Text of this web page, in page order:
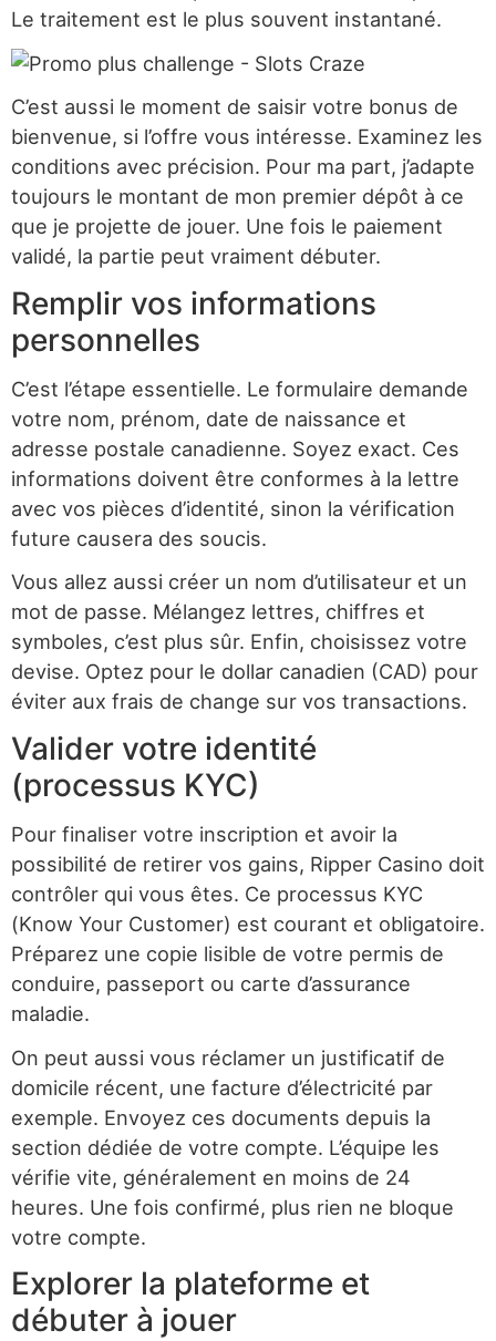
Le traitement est le plus souvent instantané.
C’est aussi le moment de saisir votre bonus de
bienvenue, si l’offre vous intéresse. Examinez les
conditions avec précision. Pour ma part, j’adapte
toujours le montant de mon premier dépôt à ce
que je projette de jouer. Une fois le paiement
validé, la partie peut vraiment débuter.
Remplir vos informations
personnelles
C’est l’étape essentielle. Le formulaire demande
votre nom, prénom, date de naissance et
adresse postale canadienne. Soyez exact. Ces
informations doivent être conformes à la lettre
avec vos pièces d’identité, sinon la vérification
future causera des soucis.
Vous allez aussi créer un nom d’utilisateur et un
mot de passe. Mélangez lettres, chiffres et
symboles, c’est plus sûr. Enfin, choisissez votre
devise. Optez pour le dollar canadien (CAD) pour
éviter aux frais de change sur vos transactions.
Valider votre identité
(processus KYC)
Pour finaliser votre inscription et avoir la
possibilité de retirer vos gains, Ripper Casino doit
contrôler qui vous êtes. Ce processus KYC
(Know Your Customer) est courant et obligatoire.
Préparez une copie lisible de votre permis de
conduire, passeport ou carte d’assurance
maladie.
On peut aussi vous réclamer un justificatif de
domicile récent, une facture d’électricité par
exemple. Envoyez ces documents depuis la
section dédiée de votre compte. L’équipe les
vérifie vite, généralement en moins de 24
heures. Une fois confirmé, plus rien ne bloque
votre compte.
Explorer la plateforme et
débuter à jouer